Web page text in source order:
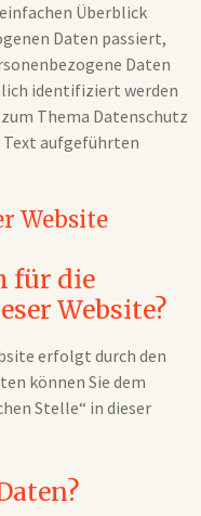
Überblick
Daten passiert,
Daten
identifiziert werden
Thema Datenschutz
Text aufgeführten
Website
für die
Website?
erfolgt durch den
können Sie dem
Stelle“ in dieser